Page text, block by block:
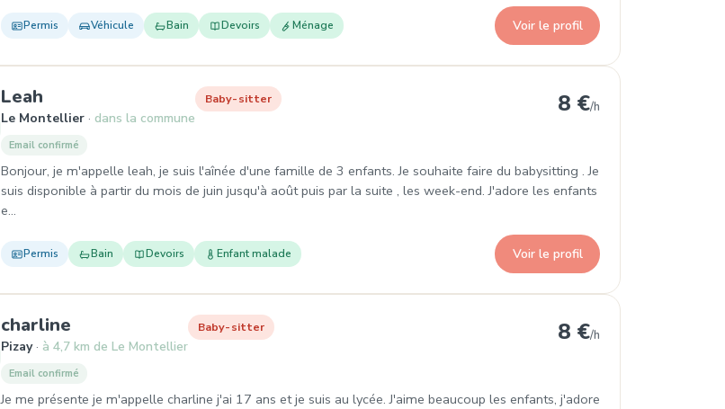
Permis Véhicule Bain Devoirs Ménage Voir le profil
Leah , Baby-sitter à Le Montellier
Le Montellier dans la commune
Baby-sitter 8 €/h
Email confirmé
Bonjour, je m'appelle leah, je suis l'aînée d'une famille de 3 enfants. Je souhaite faire du babysitting . Je
suis disponible à partir du mois de juin jusqu'à août puis par la suite , les week-end. J'adore les enfants
e…
Permis Bain Devoirs Enfant malade Voir le profil
charline , Baby-sitter à Pizay
Pizay à 4,7 km de Le Montellier
Baby-sitter 8 €/h
Email confirmé
Je me présente je m'appelle charline j'ai 17 ans et je suis au lycée. J'aime beaucoup les enfants, j'adore